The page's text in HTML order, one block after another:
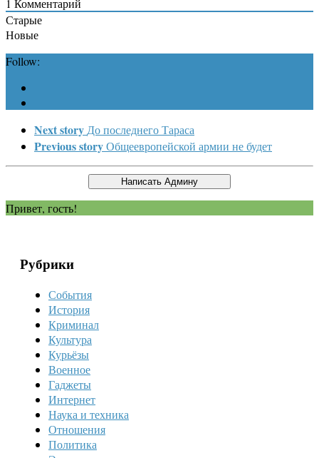
Старые
Новые
Follow:
Next story До последнего Тараса
Previous storyОбщеевропейской армии не будет
Привет, гость!
Рубрики
События
История
Криминал
Культура
Курьёзы
Военное
Гаджеты
Интернет
Наука и техника
Отношения
Политика